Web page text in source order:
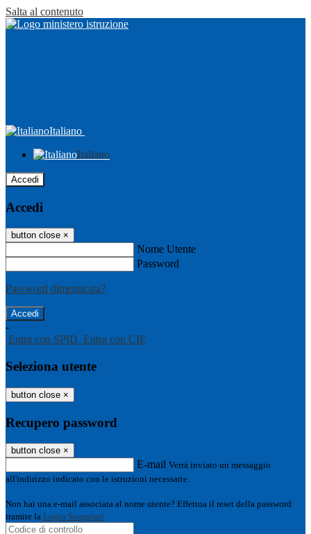
Salta al contenuto
Italiano
Italiano
Accedi
Accedi
button close ×
Nome Utente
Password
Password dimenticata?
-
Entra con SPID Entra con CIE
Seleziona utente
button close ×
Recupero password
button close ×
E-mail Verrà inviato un messaggio
all'indirizzo indicato con le istruzioni necessarie.
Non hai una e-mail associata al nome utente? Effettua il reset della password
tramite la Login Spaggiari